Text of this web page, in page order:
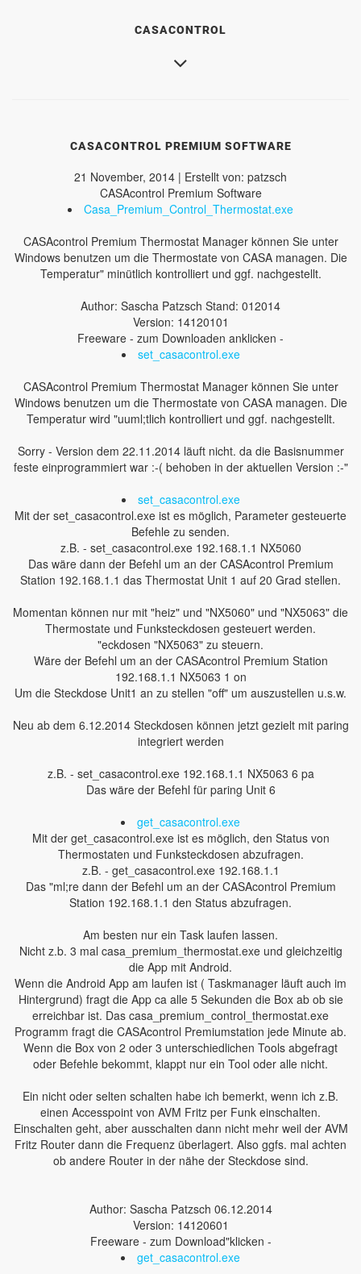
CASACONTROL
CASACONTROL PREMIUM SOFTWARE
21 November, 2014 | Erstellt von: patzsch
CASAcontrol Premium Software
Casa_Premium_Control_Thermostat.exe
CASAcontrol Premium Thermostat Manager können Sie unter
Windows benutzen um die Thermostate von CASA managen. Die
Temperatur" minütlich kontrolliert und ggf. nachgestellt.
Author: Sascha Patzsch Stand: 012014
Version: 14120101
Freeware - zum Downloaden anklicken -
set_casacontrol.exe
CASAcontrol Premium Thermostat Manager können Sie unter
Windows benutzen um die Thermostate von CASA managen. Die
Temperatur wird "uuml;tlich kontrolliert und ggf. nachgestellt.
Sorry - Version dem 22.11.2014 läuft nicht. da die Basisnummer
feste einprogrammiert war :-( behoben in der aktuellen Version :-"
set_casacontrol.exe
Mit der set_casacontrol.exe ist es möglich, Parameter gesteuerte
Befehle zu senden.
z.B. - set_casacontrol.exe 192.168.1.1 NX5060
Das wäre dann der Befehl um an der CASAcontrol Premium
Station 192.168.1.1 das Thermostat Unit 1 auf 20 Grad stellen.
Momentan können nur mit "heiz" und "NX5060" und "NX5063" die
Thermostate und Funksteckdosen gesteuert werden.
"eckdosen "NX5063" zu steuern.
Wäre der Befehl um an der CASAcontrol Premium Station
192.168.1.1 NX5063 1 on
Um die Steckdose Unit1 an zu stellen "off" um auszustellen u.s.w.
Neu ab dem 6.12.2014 Steckdosen können jetzt gezielt mit paring
integriert werden
z.B. - set_casacontrol.exe 192.168.1.1 NX5063 6 pa
Das wäre der Befehl für paring Unit 6
get_casacontrol.exe
Mit der get_casacontrol.exe ist es möglich, den Status von
Thermostaten und Funksteckdosen abzufragen.
z.B. - get_casacontrol.exe 192.168.1.1
Das "ml;re dann der Befehl um an der CASAcontrol Premium
Station 192.168.1.1 den Status abzufragen.
Am besten nur ein Task laufen lassen.
Nicht z.b. 3 mal casa_premium_thermostat.exe und gleichzeitig
die App mit Android.
Wenn die Android App am laufen ist ( Taskmanager läuft auch im
Hintergrund) fragt die App ca alle 5 Sekunden die Box ab ob sie
erreichbar ist. Das casa_premium_control_thermostat.exe
Programm fragt die CASAcontrol Premiumstation jede Minute ab.
Wenn die Box von 2 oder 3 unterschiedlichen Tools abgefragt
oder Befehle bekommt, klappt nur ein Tool oder alle nicht.
Ein nicht oder selten schalten habe ich bemerkt, wenn ich z.B.
einen Accesspoint von AVM Fritz per Funk einschalten.
Einschalten geht, aber ausschalten dann nicht mehr weil der AVM
Fritz Router dann die Frequenz überlagert. Also ggfs. mal achten
ob andere Router in der nähe der Steckdose sind.
Author: Sascha Patzsch 06.12.2014
Version: 14120601
Freeware - zum Download"klicken -
get_casacontrol.exe